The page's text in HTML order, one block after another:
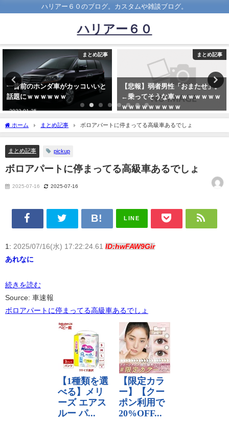
ハリアー６０のブログ。カスタムや雑談ブログ。
ハリアー６０
まとめ記事
前のホンダ車がカッコいいと
にｗｗｗｗｗｗ
01-25
まとめ記事
【悲報】弱者男性「おまたせ」。
←乗ってそうな車ｗｗｗｗｗｗｗ
ｗｗｗｗｗｗｗｗｗ
【
い
ん
ホーム まとめ記事 ボロアパートに停まってる高級車あるでしょ
まとめ記事 pickup
ボロアパートに停まってる高級車あるでしょ
2025-07-16 2025-07-16
LINE
1: 2025/07/16(水) 17:22:24.61 ID:hwFAW9Gir
あれなに
続きを読む
Source: 車速報
ボロアパートに停まってる高級車あるでしょ